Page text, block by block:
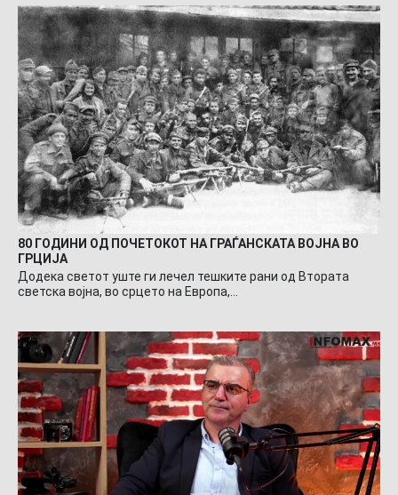
80 ГОДИНИ ОД ПОЧЕТОКОТ НА ГРАЃАНСКАТА ВОЈНА ВО
ГРЦИЈА
Додека светот уште ги лечел тешките рани од Втората
светска војна, во срцето на Европа,…